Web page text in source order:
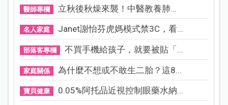
醫師專欄 立秋後秋燥來襲！中醫教養肺...
名人家庭 Janet謝怡芬虎媽模式禁3C，看...
部落客專欄 不買手機給孩子，就要被貼「...
家庭關係 為什麼不想或不敢生二胎？這8...
寶貝健康 0.05%阿托品近視控制眼藥水納...